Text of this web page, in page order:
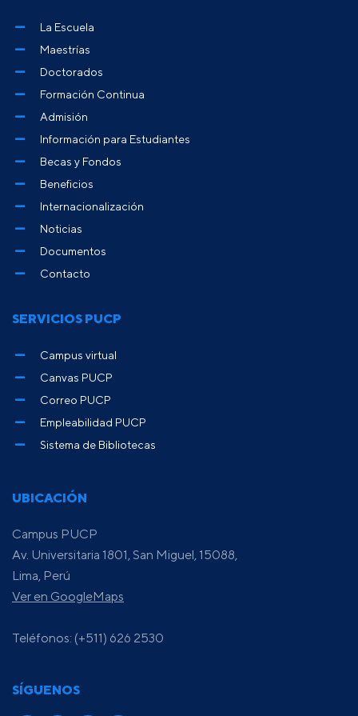
UBICACIÓN
Campus PUCP
Av. Universitaria 1801, San Miguel, 15088,
Lima, Perú
Ver en GoogleMaps
Teléfonos: (+511) 626 2530
SÍGUENOS
La Escuela
Maestrías
Doctorados
Formación Continua
Admisión
Información para Estudiantes
Becas y Fondos
Beneficios
Internacionalización
Noticias
Documentos
Contacto
SERVICIOS PUCP
Campus virtual
Canvas PUCP
Correo PUCP
Empleabilidad PUCP
Sistema de Bibliotecas